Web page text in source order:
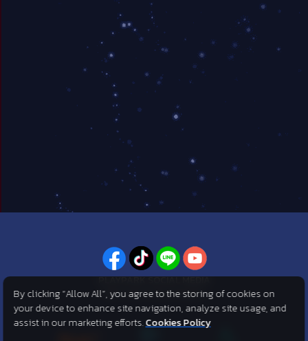
PLAYPARK SOCIAL MEDIA
ไม่พลาดทุกข่าวสารจาก PlayPark
By clicking “Allow All”, you agree to the storing of cookies on
your device to enhance site navigation, analyze site usage, and
assist in our marketing efforts.Cookies Policy